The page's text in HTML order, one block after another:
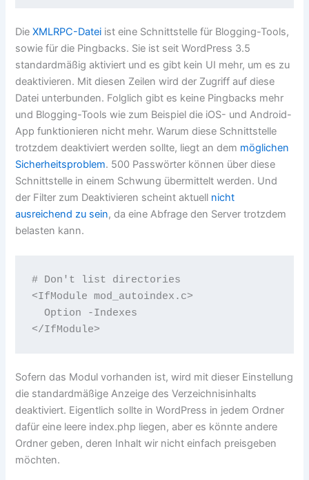
DieXMLRPC-Datei ist eine Schnittstelle für Blogging-Tools,
sowie für die Pingbacks. Sie ist seit WordPress 3.5
standardmäßig aktiviert und es gibt kein UI mehr, um es zu
deaktivieren. Mit diesen Zeilen wird der Zugriff auf diese
Datei unterbunden. Folglich gibt es keine Pingbacks mehr
und Blogging-Tools wie zum Beispiel die iOS- und Android-
App funktionieren nicht mehr. Warum diese Schnittstelle
trotzdem deaktiviert werden sollte, liegt an dem möglichen
Sicherheitsproblem. 500 Passwörter können über diese
Schnittstelle in einem Schwung übermittelt werden. Und
der Filter zum Deaktivieren scheint aktuell nicht
ausreichend zu sein, da eine Abfrage den Server trotzdem
belasten kann.
# Don't list directories
<IfModule mod_autoindex.c>
  Option -Indexes
</IfModule>
Sofern das Modul vorhanden ist, wird mit dieser Einstellung
die standardmäßige Anzeige des Verzeichnisinhalts
deaktiviert. Eigentlich sollte in WordPress in jedem Ordner
dafür eine leere index.php liegen, aber es könnte andere
Ordner geben, deren Inhalt wir nicht einfach preisgeben
möchten.